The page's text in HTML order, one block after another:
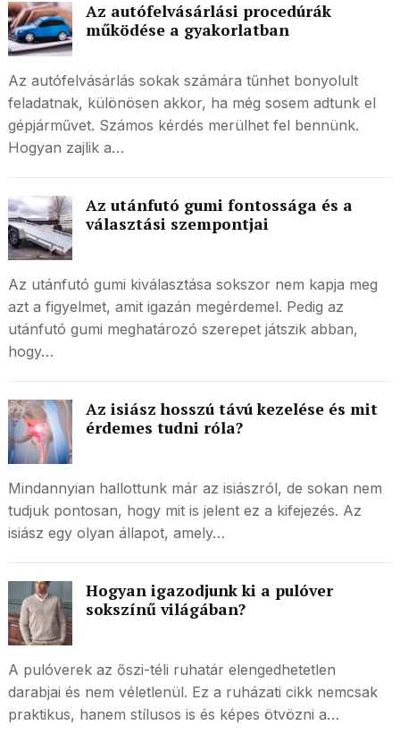
Az autófelvásárlási procedúrák
működése a gyakorlatban
Az autófelvásárlás sokak számára tűnhet bonyolult
feladatnak, különösen akkor, ha még sosem adtunk el
gépjárművet. Számos kérdés merülhet fel bennünk.
Hogyan zajlik a…
Az utánfutó gumi fontossága és a
választási szempontjai
Az utánfutó gumi kiválasztása sokszor nem kapja meg
azt a figyelmet, amit igazán megérdemel. Pedig az
utánfutó gumi meghatározó szerepet játszik abban,
hogy…
Az isiász hosszú távú kezelése és mit
érdemes tudni róla?
Mindannyian hallottunk már az isiászról, de sokan nem
tudjuk pontosan, hogy mit is jelent ez a kifejezés. Az
isiász egy olyan állapot, amely…
Hogyan igazodjunk ki a pulóver
sokszínű világában?
A pulóverek az őszi-téli ruhatár elengedhetetlen
darabjai és nem véletlenül. Ez a ruházati cikk nemcsak
praktikus, hanem stílusos is és képes ötvözni a…